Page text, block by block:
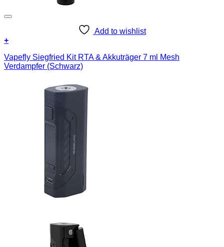
Add to wishlist
+
Vapefly Siegfried Kit RTA & Akkuträger 7 ml Mesh
Verdampfer (Schwarz)